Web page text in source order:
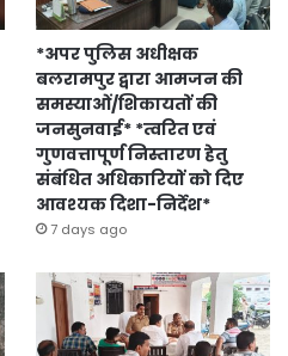
*अपर पुलिस अधीक्षक
बलरामपुर द्वारा आमजन की
समस्याओं/शिकायतों की
जनसुनवाई* *त्वरित एवं
गुणवत्तापूर्ण निस्तारण हेतु
संबंधित अधिकारियों को दिए
आवश्यक दिशा-निर्देश*
7 days ago